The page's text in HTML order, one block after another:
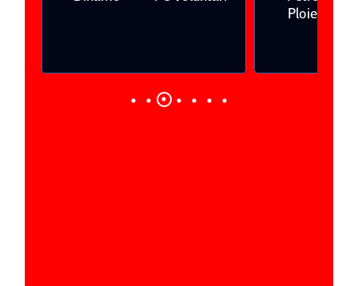
Ploieşti